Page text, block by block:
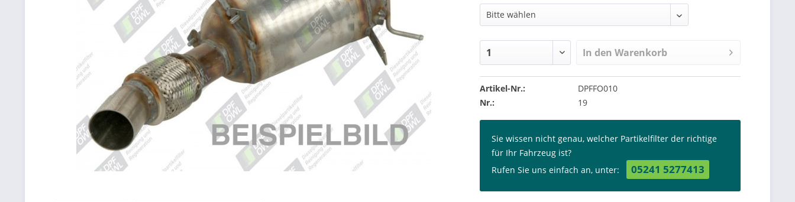
In den Warenkorb
Artikel-Nr.:
DPFFO010
Nr.:
19
Sie wissen nicht genau, welcher Partikelfilter der richtige
für Ihr Fahrzeug ist?
Rufen Sie uns einfach an, unter:
05241 5277413